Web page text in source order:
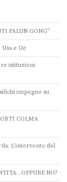
FALUN GONG”
e Ue
istituzioni
impegno su
COLMA
L’intervento del
NO?